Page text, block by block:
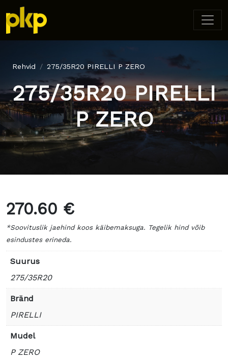
Rehvid 275/35R20 PIRELLI P ZERO
275/35R20 PIRELLI
P ZERO
270.60 €
*Soovituslik jaehind koos käibemaksuga. Tegelik hind võib
esindustes erineda.
Suurus
275/35R20
Bränd
PIRELLI
Mudel
P ZERO